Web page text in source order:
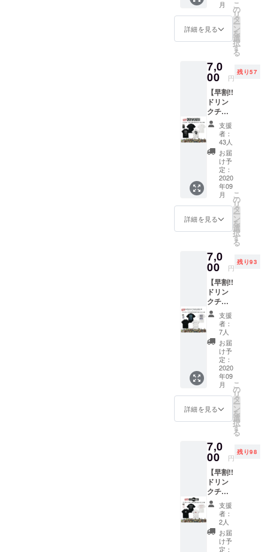
ROLLIN
G
CRADL
Eステッ
壁面ポ
スター
へのお
名前掲
載。 ※
掲載可
能な方
はお名
前(又は
ニック
ネーム)
を備考
欄へご
記入く
ださ
掲載不
要の方
【不
要】と
ご記入
くださ
い
・サイ
ズ：M /
L / XL /
ケット3
枚。 有
効期限
は営業
再開か
ら6ヶ月
以内。
ANIMA
LIA ス
テッ
カー1
枚。 ●
壁面ポ
スター
へのお
名前掲
はお名
前(又は
ニック
ネーム)
を備考
欄へご
記入く
ださ
い。 ※
掲載不
要の方
は備考
欄へ
【不
要】と
くださ
い
支援】
限定100
枚 8000
円 →
7000円
ドリン
クチ
ケット
(1枚)＋
Tシャツ
(1枚)＋
ステッ
カー1
枚。 ●T
シャツ
(BLAC
K or
WHITE)
1枚。
・サイ
ズ：M /
L / XL /
ケット3
枚。 有
効期限
は営業
再開か
ら6ヶ月
以内。
HEDWi
NGス
テッ
カー 1
枚。 ●
壁面ポ
スター
へのお
名前掲
はお名
前(又は
ニック
ネーム)
を備考
欄へご
記入く
ださ
い。 ※
掲載不
要の方
月
詳細を見る
こ
の
リ
タ
ー
ン
を
選
択
す
る
7,0
00 円
残り57
【早割!!
ドリン
クチ
ケット
(3枚)＋
ZEPHY
REN T
シャツ
＋ス
テッ
カー1枚
支援】
限定100
枚 8000
円 →
7000円
ドリン
クチ
ケット
(1枚)＋
Tシャツ
(1枚)＋
ステッ
カー1枚
。 ● T
シャツ
(BLAC
K or
WHITE)
1枚。
・サイ
ズ：M /
L / XL /
ケット3
枚 。 有
効期限
は営業
再開か
ら6ヶ月
以内。
ZEPHY
RENス
テッ
支援
者：
43人
お届
け予
定：
2020
年09
月
詳細を見る
こ
の
リ
タ
ー
ン
を
選
択
す
る
7,0
00 円
残り93
【早割!!
ドリン
クチ
ケット
(3枚)＋
GRAVY
SOURC
E Tシャ
ツ＋ス
テッ
カー1枚
支援】
限定100
枚 8000
円 →
7000円
ドリン
クチ
ケット
(1枚)＋
Tシャツ
(1枚)＋
ステッ
カー1枚
シャツ
(BLAC
K or
支援
者：
7人
お届
け予
定：
2020
年09
月
詳細を見る
こ
の
リ
タ
ー
ン
を
選
択
す
る
7,0
00 円
残り98
【早割!!
ドリン
クチ
ケット
(3枚)＋
TOYPL
ANE T
シャツ
＋ス
支援
者：
2人
お届
け予
定：